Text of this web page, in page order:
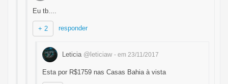
Eu tb....
+ 2 responder
Leticia @leticiaw - em 23/11/2017
Esta por R$1759 nas Casas Bahia à vista